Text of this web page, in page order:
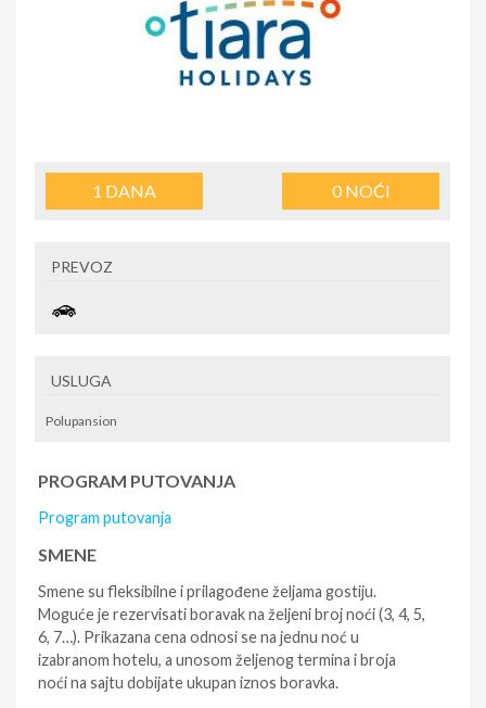
1 DANA 0NOĆI
PREVOZ
USLUGA
Polupansion
PROGRAM PUTOVANJA
Program putovanja
SMENE
Smene su fleksibilne i prilagođene željama gostiju.
Moguće je rezervisati boravak na željeni broj noći (3, 4, 5,
6, 7…). Prikazana cena odnosi se na jednu noć u
izabranom hotelu, a unosom željenog termina i broja
noći na sajtu dobijate ukupan iznos boravka.